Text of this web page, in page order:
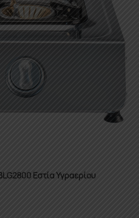
Εστία Υγραερίου